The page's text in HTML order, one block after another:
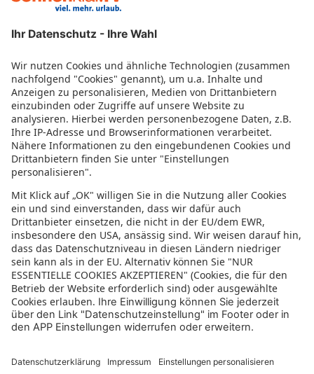
Impressum
Informationen zur Barrierefreiheit
Datenschutz
Datenschutzeinstellungen
In der sonnenklar.TV Mediathek finden Sie alle Informationen rundum
den TV-Sender sonnenklar.TV!
Das Angebot war mal wieder zu schnell weg? Oder Sie wollen sich Ihre
nächste Traumreise noch einmal gratis etwas genauer anschauen? Dann
stöbern Sie doch in unserem TV-Programmund sehen Sie sich dort die
Folgen der letzten Tage nochmal an! Sie würden gerne wissen, was
gerade im TV läuft? Über unserenLive-Streamkönnen Sie sonnenklar.TV
online anschauen und die aktuellen Reise-Schnäppchen aus dem
Fernsehen verfolgen! Alle HDTV Infos und Empfangs-Einstellungen
finden Siehier. Dazu gehören Anleitungen zu den Einstellungen bei
Android & iOS Apps sowie der Windows PC App. Für Inspirationen sorgen
den Urlwald entführen! Diverse Videos von Hotels, der Umgebung und